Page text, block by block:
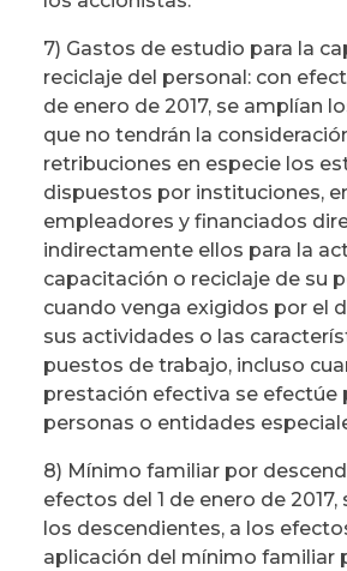
7) Gastos de estudio para la
reciclaje del personal: con
de enero de 2017, se amplían
que no tendrán la
retribuciones en especie los
dispuestos por instituciones,
empleadores y financiados
indirectamente ellos para la
capacitación o reciclaje de su
cuando venga exigidos por el
sus actividades o las
puestos de trabajo, incluso
prestación efectiva se efectúe
personas o entidades
8) Mínimo familiar por
efectos del 1 de enero de 2017,
los descendientes, a los
aplicación del mínimo familiar